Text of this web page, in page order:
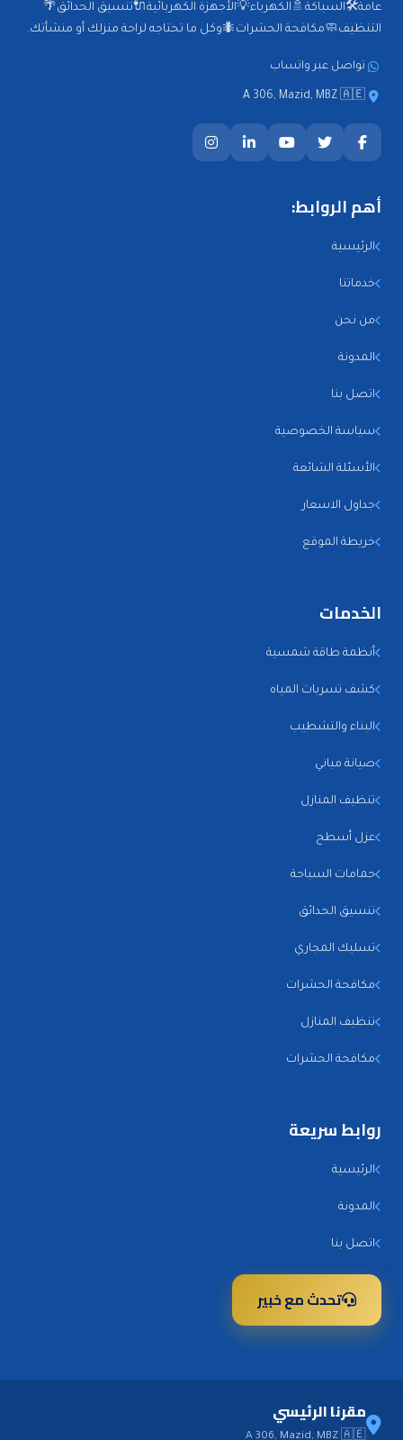
عامة🛠️السباكة🚿الكهرباء💡الأجهزة الكهربائية🔌تنسيق الحدائق🌴
التنظيف🧼مكافحة الحشرات🐜وكل ما تحتاجه لراحة منزلك أو منشأتك.
تواصل عبر واتساب
A 306, Mazid, MBZ 🇦🇪
أهم الروابط:
الرئيسية
خدماتنا
من نحن
المدونة
اتصل بنا
سياسة الخصوصية
الأسئلة الشائعة
جداول الاسعار
خريطة الموقع
الخدمات
أنظمة طاقة شمسية
كشف تسربات المياه
البناء والتشطيب
صيانة مباني
تنظيف المنازل
عزل أسطح
حمامات السباحة
تنسيق الحدائق
تسليك المجاري
مكافحة الحشرات
تنظيف المنازل
مكافحة الحشرات
روابط سريعة
الرئيسية
المدونة
اتصل بنا
تحدث مع خبير
مقرنا الرئيسي
A 306, Mazid, MBZ 🇦🇪